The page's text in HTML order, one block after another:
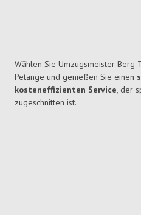
Wählen Sie Umzugsmeister Berg
Petange und genießen Sie einen
kosteneffizienten Service, der
zugeschnitten ist.